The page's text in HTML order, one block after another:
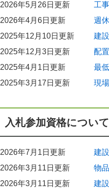
2018年2月27日更新
建設業における社会保険等へ
2018年2月2日更新
建設業退職金共済制度を促進
2026年5月26日更新
工
2026年4月6日更新
週
2025年12月10日更新
建
2025年12月3日更新
配
2025年4月1日更新
最
2025年3月17日更新
現
入札参加資格について
2026年7月1日更新
建
2026年3月11日更新
物
2026年3月11日更新
建